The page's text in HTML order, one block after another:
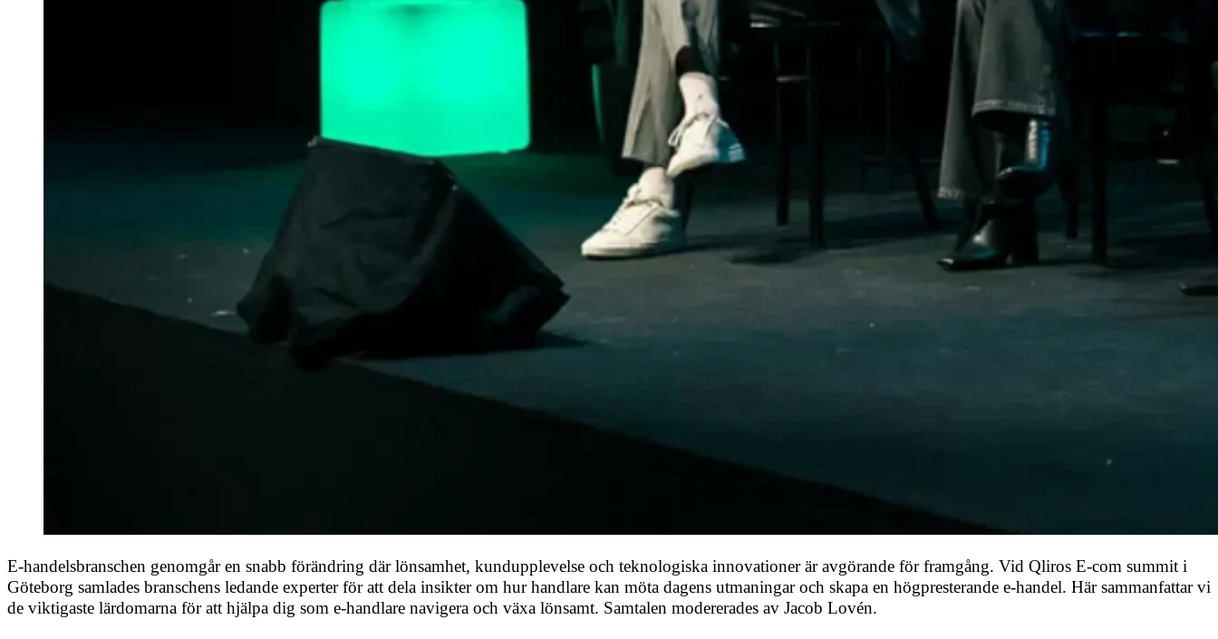
E-handelsbranschen genomgår en snabb förändring där lönsamhet, kundupplevelse och teknologiska innovationer är avgörande för framgång. Vid Qliros E-com summit i
Göteborg samlades branschens ledande experter för att dela insikter om hur handlare kan möta dagens utmaningar och skapa en högpresterande e-handel. Här sammanfattar vi
de viktigaste lärdomarna för att hjälpa dig som e-handlare navigera och växa lönsamt. Samtalen modererades av Jacob Lovén.